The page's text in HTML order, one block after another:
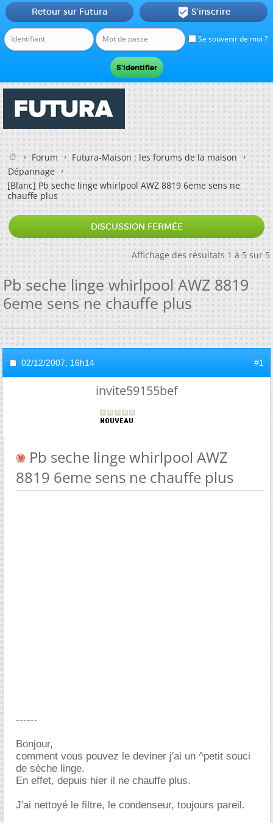
Se souvenir de moi ?
Retour sur Futura  S'inscrire
Forum
Futura-Maison : les forums de la maison
Dépannage
[Blanc]Pb seche linge whirlpool AWZ 8819 6eme sens ne
chauffe plus
DISCUSSION FERMÉE
Affichage des résultats 1 à 5 sur 5
Pb seche linge whirlpool AWZ 8819
6eme sens ne chauffe plus
02/12/2007, 16h14 #1
invite59155bef
Pb seche linge whirlpool AWZ
8819 6eme sens ne chauffe plus
------
Bonjour,
comment vous pouvez le deviner j'ai un ^petit souci
de sèche linge.
En effet, depuis hier il ne chauffe plus.
J'ai nettoyé le filtre, le condenseur, toujours pareil.